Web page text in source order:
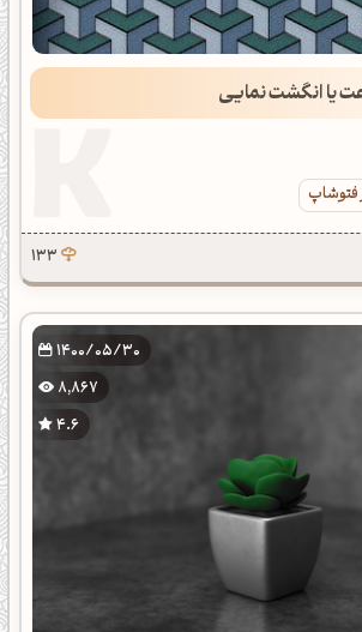
یا انگشت نمایی
فتوشاپ
133
1400/05/30
8,867
4.6